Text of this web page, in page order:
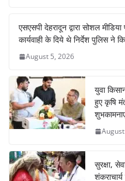
b
o
o
k
A
p
एसएसपी देहरादून द्वारा सोशल
कार्यवाही के दिये थे निर्देश पुलिस ने
August 5, 2026
युवा
हुए कृषि
सुरक्षा,